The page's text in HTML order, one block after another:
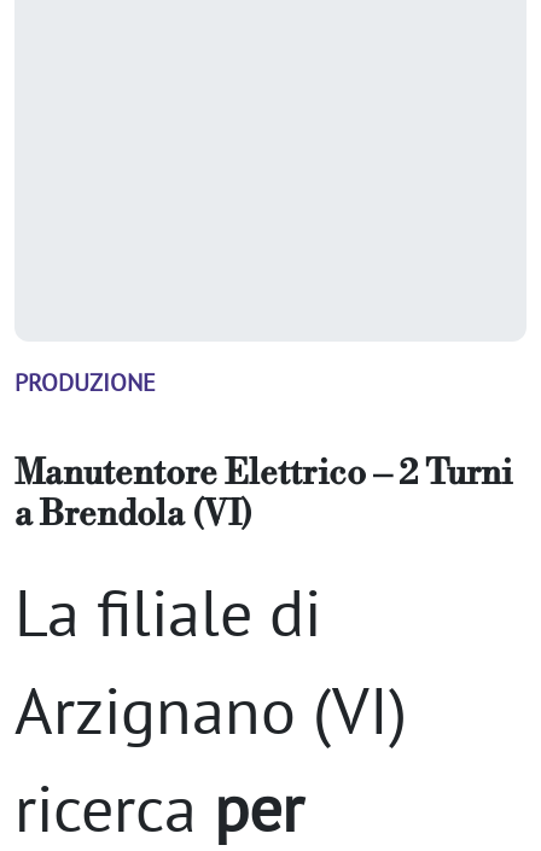
PRODUZIONE
Manutentore Elettrico – 2 Turni
aBrendola (VI)
La filiale di
Arzignano (VI)
ricerca per